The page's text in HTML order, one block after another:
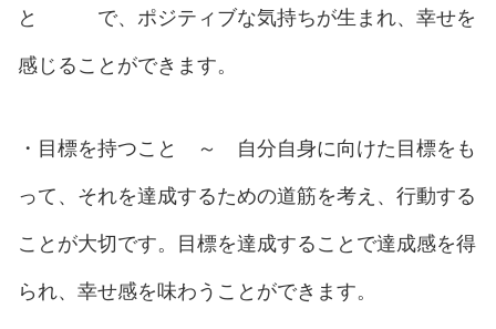
と で、ポジティブな気持ちが生まれ、幸せを
感じることができます。
・目標を持つこと ～ 自分自身に向けた目標をも
って、それを達成するための道筋を考え、行動する
ことが大切です。目標を達成することで達成感を得
られ、幸せ感を味わうことができます。